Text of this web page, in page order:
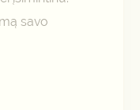
savo